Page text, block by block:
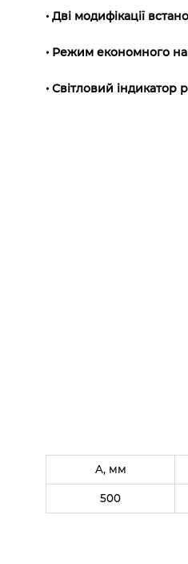
• Дві модифікації
• Режим економного
• Світловий індикатор
A, мм
500